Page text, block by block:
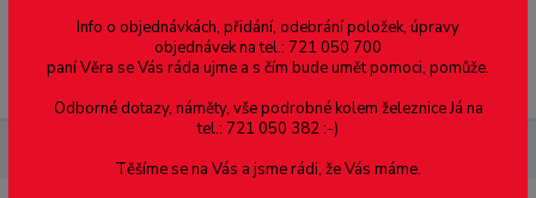
Menu
Info o objednávkách, přidání, odebrání položek, úpravy
objednávek na tel.: 721 050 700
paní Věra se Vás ráda ujme a s čím bude umět pomoci, pomůže.
Odborné dotazy, náměty, vše podrobné kolem železnice Já na
tel.: 721 050 382 :-)
Těšíme se na Vás a jsme rádi, že Vás máme.